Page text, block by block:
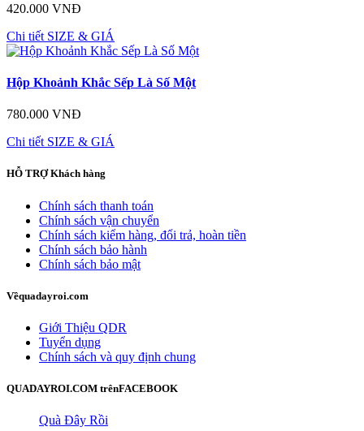
420.000 VNĐ
Chi tiết SIZE & GIÁ
Hộp Khoảnh Khắc Sếp Là Số Một
780.000 VNĐ
Chi tiết SIZE & GIÁ
HỖ TRỢKhách hàng
Chính sách thanh toán
Chính sách vận chuyển
Chính sách kiểm hàng, đổi trả, hoàn tiền
Chính sách bảo hành
Chính sách bảo mật
Vềquadayroi.com
Giới Thiệu QDR
Tuyển dụng
Chính sách và quy định chung
QUADAYROI.COM trênFACEBOOK
Quà Đây Rồi